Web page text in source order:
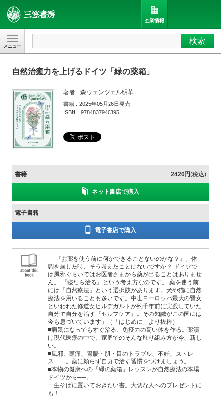
三笠書房 検索
企業情報
自然治癒力を上げるドイツ「緑の薬箱」
著者 森ウェンツェル明華
書籍
2025年05月26日発売
ISBN
9784837940395
書籍 2420円(税込)
ネット書店で購入
電子書籍
電子書店で購入
「『お薬を使う前に何かできることないのかな？』。体
調を崩した時、そう考えたことはないですか？ ドイツで
は風邪ぐらいではお医者さまから薬が出ることはありませ
ん。 『寝たら治る』という考え方なのです。 薬を使う前
には『自然療法』という選択肢があります。犬や猫に自然
療法を用いることも多いです。中世ヨーロッパ最大の賢女
といわれた修道女ヒルデガルトが約千年前に実践していた
自分で自分を治す『セルフケア』。その知識がこの国には
今も息づいています」（「はじめに」より抜粋）
■病気になってもすぐ治る、免疫力の高い体を作る。薬漬
け現代医療の中で、家庭でのそんな取り組み方が今、新し
い。
■風邪、頭痛、胃腸・肌・目のトラブル、不妊、ストレ
ス……。薬に頼らず自力で治す習慣をつけましょう。
■本物の健康への「緑の薬箱」レッスンが自然療法の本場
ドイツから──。
一生そばに置いておきたい書。大切な人へのプレゼントに
も！